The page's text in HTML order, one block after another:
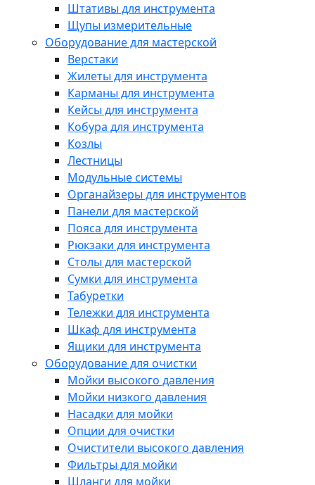
Штативы для инструмента
Щупы измерительные
Оборудование для мастерской
Верстаки
Жилеты для инструмента
Карманы для инструмента
Кейсы для инструмента
Кобура для инструмента
Козлы
Лестницы
Модульные системы
Органайзеры для инструментов
Панели для мастерской
Пояса для инструмента
Рюкзаки для инструмента
Столы для мастерской
Сумки для инструмента
Табуретки
Тележки для инструмента
Шкаф для инструмента
Ящики для инструмента
Оборудование для очистки
Мойки высокого давления
Мойки низкого давления
Насадки для мойки
Опции для очистки
Очистители высокого давления
Фильтры для мойки
Шланги для мойки